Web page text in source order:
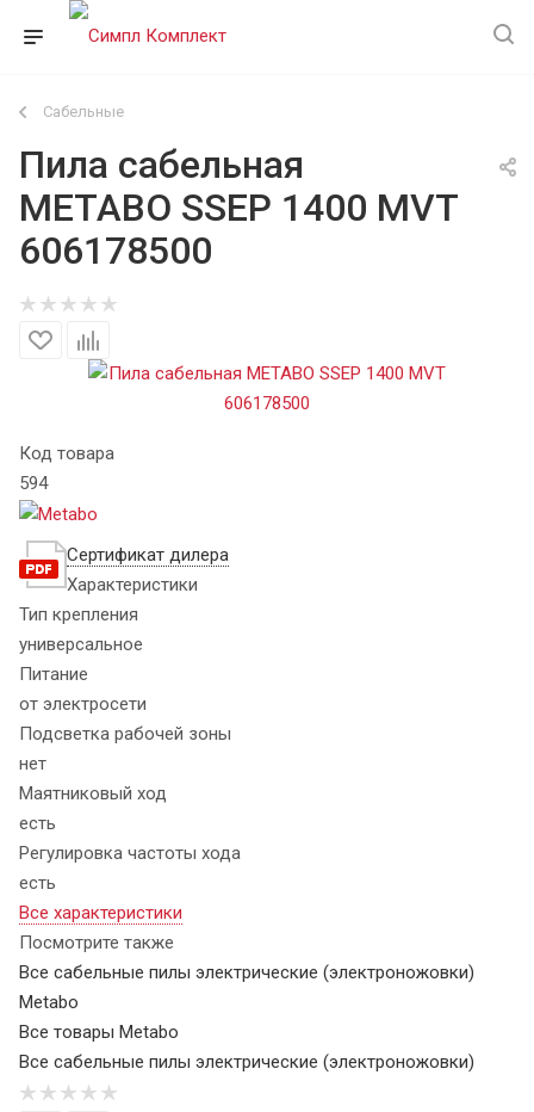
Сабельные
Пила сабельная
METABO SSEP 1400 MVT
606178500
Код товара
594
Сертификат дилера
Характеристики
Тип крепления
универсальное
Питание
от электросети
Подсветка рабочей зоны
нет
Маятниковый ход
есть
Регулировка частоты хода
есть
Все характеристики
Посмотрите также
Все сабельные пилы электрические (электроножовки)
Metabo
Все товары Metabo
Все сабельные пилы электрические (электроножовки)